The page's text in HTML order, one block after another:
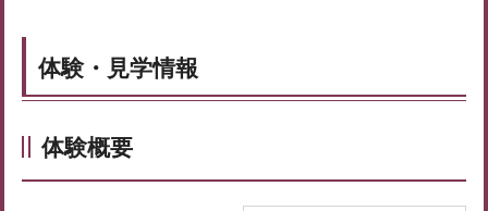
体験・見学情報
体験概要